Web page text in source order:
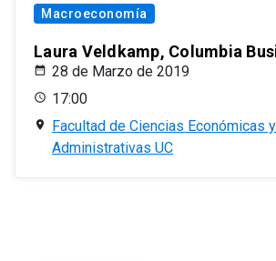
Macroeconomía
Laura Veldkamp, Columbia
28 de Marzo de 2019
17:00
Facultad de Ciencias Económicas y
Administrativas UC